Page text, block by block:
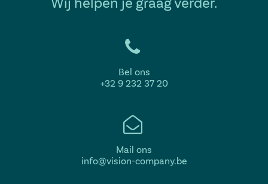
Bel ons
+32 9 232 37 20
Mail ons
info@vision-company.be